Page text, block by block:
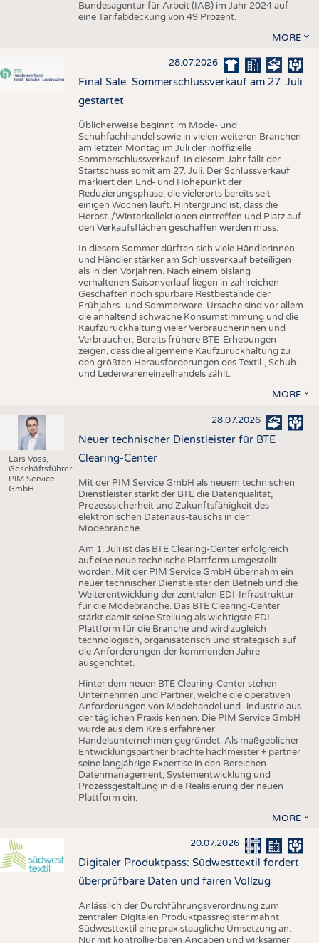
Bundesagentur für Arbeit (IAB) im Jahr 2024 auf
eine Tarifabdeckung von 49 Prozent.
MORE
28.07.2026
Final Sale: Sommerschlussverkauf am 27. Juli
gestartet
Üblicherweise beginnt im Mode- und
Schuhfachhandel sowie in vielen weiteren Branchen
am letzten Montag im Juli der inoffizielle
Sommerschlussverkauf. In diesem Jahr fällt der
Startschuss somit am 27. Juli. Der Schlussverkauf
markiert den End- und Höhepunkt der
Reduzierungsphase, die vielerorts bereits seit
einigen Wochen läuft. Hintergrund ist, dass die
Herbst-/Winterkollektionen eintreffen und Platz auf
den Verkaufsflächen geschaffen werden muss.
In diesem Sommer dürften sich viele Händlerinnen
und Händler stärker am Schlussverkauf beteiligen
als in den Vorjahren. Nach einem bislang
verhaltenen Saisonverlauf liegen in zahlreichen
Geschäften noch spürbare Restbestände der
Frühjahrs- und Sommerware. Ursache sind vor allem
die anhaltend schwache Konsumstimmung und die
Kaufzurückhaltung vieler Verbraucherinnen und
Verbraucher. Bereits frühere BTE-Erhebungen
zeigen, dass die allgemeine Kaufzurückhaltung zu
den größten Herausforderungen des Textil-, Schuh-
und Lederwareneinzelhandels zählt.
MORE
Lars Voss,
Geschäftsführer
PIM Service
GmbH
28.07.2026
Neuer technischer Dienstleister für BTE
Clearing-Center
Mit der PIM Service GmbH als neuem technischen
Dienstleister stärkt der BTE die Datenqualität,
Prozesssicherheit und Zukunftsfähigkeit des
elektronischen Datenaus-tauschs in der
Modebranche.
Am 1. Juli ist das BTE Clearing-Center erfolgreich
auf eine neue technische Plattform umgestellt
worden. Mit der PIM Service GmbH übernahm ein
neuer technischer Dienstleister den Betrieb und die
Weiterentwicklung der zentralen EDI-Infrastruktur
für die Modebranche. Das BTE Clearing-Center
stärkt damit seine Stellung als wichtigste EDI-
Plattform für die Branche und wird zugleich
technologisch, organisatorisch und strategisch auf
die Anforderungen der kommenden Jahre
ausgerichtet.
Hinter dem neuen BTE Clearing-Center stehen
Unternehmen und Partner, welche die operativen
Anforderungen von Modehandel und -industrie aus
der täglichen Praxis kennen. Die PIM Service GmbH
wurde aus dem Kreis erfahrener
Handelsunternehmen gegründet. Als maßgeblicher
Entwicklungspartner brachte hachmeister + partner
seine langjährige Expertise in den Bereichen
Datenmanagement, Systementwicklung und
Prozessgestaltung in die Realisierung der neuen
Plattform ein.
MORE
20.07.2026
Digitaler Produktpass: Südwesttextil fordert
überprüfbare Daten und fairen Vollzug
Anlässlich der Durchführungsverordnung zum
zentralen Digitalen Produktpassregister mahnt
Südwesttextil eine praxistaugliche Umsetzung an.
Nur mit kontrollierbaren Angaben und wirksamer